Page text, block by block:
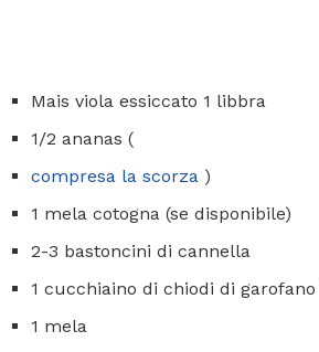
Mais viola essiccato 1 libbra
1/2 ananas (
compresa la scorza )
1 mela cotogna (se disponibile)
2-3 bastoncini di cannella
1 cucchiaino di chiodi di
1 mela